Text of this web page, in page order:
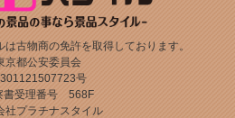
古物商の免許を取得しております。
都公安委員会
号
受理番号 568F
プラチナスタイル